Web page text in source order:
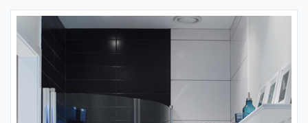
något som passar alla."